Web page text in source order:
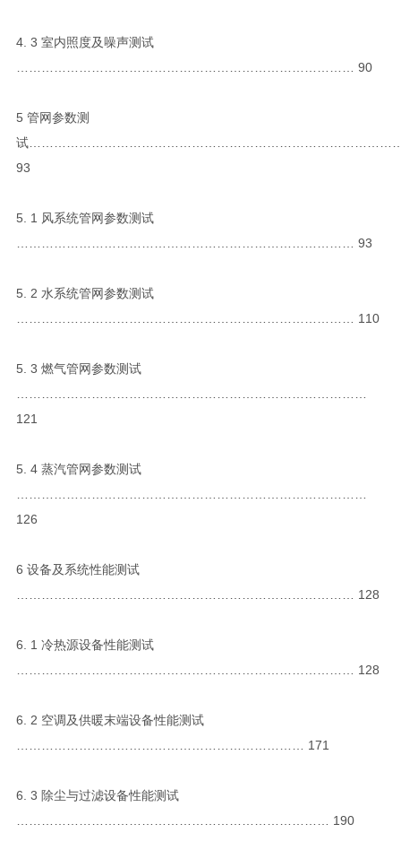
4. 3 室内照度及噪声测试
……………………………………………………………………… 90
5 管网参数测
试
93
5. 1 风系统管网参数测试
……………………………………………………………………… 93
5. 2 水系统管网参数测试
……………………………………………………………………… 110
5. 3 燃气管网参数测试
121
5. 4 蒸汽管网参数测试
126
6 设备及系统性能测试
……………………………………………………………………… 128
6. 1 冷热源设备性能测试
……………………………………………………………………… 128
6. 2 空调及供暖末端设备性能测试
…………………………………………………………… 171
6. 3 除尘与过滤设备性能测试
………………………………………………………………… 190